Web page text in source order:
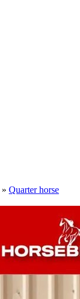
» Quarter horse